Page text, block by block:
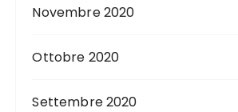
Novembre 2020
Ottobre 2020
Settembre 2020